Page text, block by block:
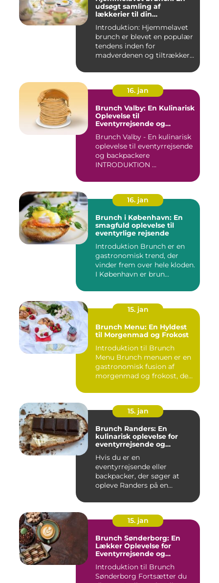
udsøgt samling af
lækkerier til din
Introduktion: Hjemmelavet
brunch er blevet en populær
tendens inden for
madverdenen og tiltrækker
16. jan
Brunch Valby: En Kulinarisk
Oplevelse til
Eventyrrejsende og
Brunch Valby - En kulinarisk
oplevelse til eventyrrejsende
og backpackere
INTRODUKTION ...
16. jan
Brunch i København: En
smagfuld oplevelse til
eventyrlige rejsende
Introduktion Brunch er en
gastronomisk trend, der
vinder frem over hele kloden.
I København er brun...
15. jan
Brunch Menu: En Hyldest
til Morgenmad og Frokost
Introduktion til Brunch
Menu Brunch menuen er en
gastronomisk fusion af
morgenmad og frokost, der
15. jan
Brunch Randers: En
kulinarisk oplevelse for
eventyrrejsende og
Hvis du er en
eventyrrejsende eller
backpacker, der søger at
opleve Randers på en
15. jan
Brunch Sønderborg: En
Lækker Oplevelse for
Eventyrrejsende og
Introduktion til Brunch
Sønderborg Fortsætter du